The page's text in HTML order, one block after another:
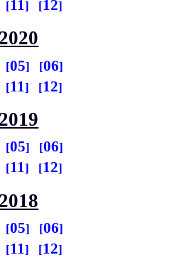
11 12
2020
05
06
11 12
2019
05
06
11 12
2018
05
06
11 12